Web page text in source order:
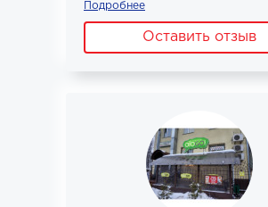
Подробнее
Оставить отзыв